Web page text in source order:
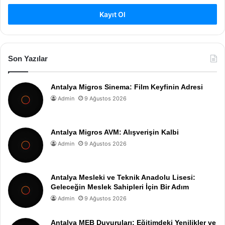
Kayıt Ol
Son Yazılar
Antalya Migros Sinema: Film Keyfinin Adresi
Admin 9 Ağustos 2026
Antalya Migros AVM: Alışverişin Kalbi
Admin 9 Ağustos 2026
Antalya Mesleki ve Teknik Anadolu Lisesi:
Geleceğin Meslek Sahipleri İçin Bir Adım
Admin 9 Ağustos 2026
Antalya MEB Duyuruları: Eğitimdeki Yenilikler ve